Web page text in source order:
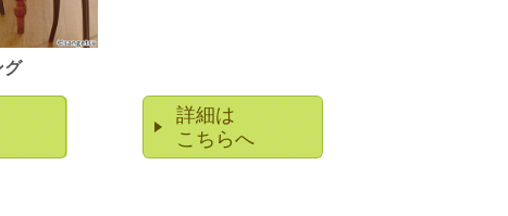
グ
詳細は
こちらへ